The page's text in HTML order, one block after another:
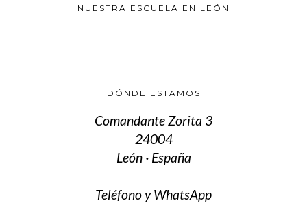
NUESTRA ESCUELA EN LEÓN
DÓNDE ESTAMOS
Comandante Zorita 3
24004
León · España
Teléfono y WhatsApp